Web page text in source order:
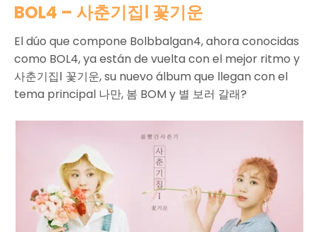
BOL4 – 사춘기집Ⅰ 꽃기운
El dúo que compone Bolbbalgan4, ahora conocidas
como BOL4, ya están de vuelta con el mejor ritmo y
사춘기집Ⅰ 꽃기운, su nuevo álbum que llegan con el
tema principal 나만, 봄 BOM y 별 보러 갈래?